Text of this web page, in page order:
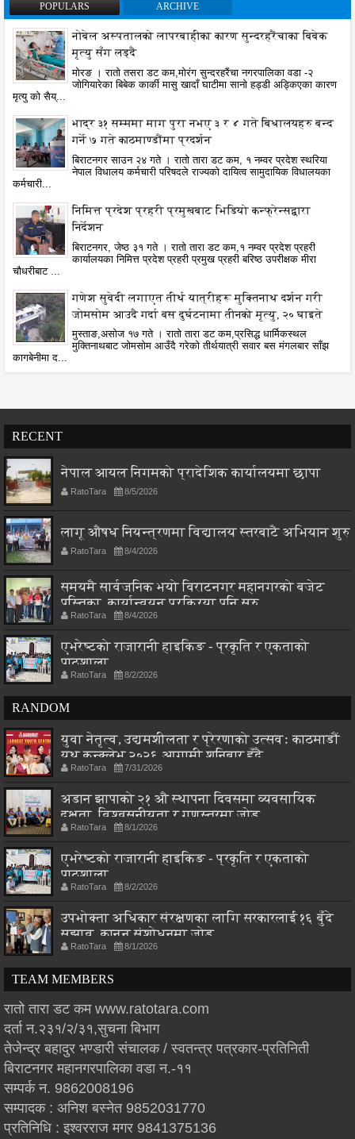
POPULARS ARCHIVE
नोबेल अस्पतालको लापरबाहीका कारण सुन्दरहरैंचाका बिबेक
मृत्यु सँग लड्दै
मोरङ । रातो तसरा डट कम,मोरंग सुन्दरहरैंचा नगरपालिका वडा -२
जोगियारेका बिबेक कार्की मासु खादाँ घाटीमा सानो हड्डी अड्किएका कारण
मृत्यु को सैय्...
भाद्र ३१ सम्ममा माग पुरा नभए ३ र ४ गते बिधालयहरु बन्द
गर्ने ७ गते काठमाण्डौंमा प्रदर्शन
बिराटनगर साउन २४ गते । रातो तारा डट कम, १ नम्वर प्रदेश स्थरिया
नेपाल विधालय कर्मचारी परिषदले राज्यको दायित्व सामुदायिक विधालयका
कर्मचारी...
निमित्त प्रदेश प्रहरी प्रमुखबाट भिडियो कन्फ्रेन्सद्वारा
निर्देशन
बिराटनगर, जेष्ठ ३१ गते । रातो तारा डट कम,१ नम्वर प्रदेश प्रहरी
कार्यालयका निमित्त प्रदेश प्रहरी प्रमुख प्रहरी बरिष्ठ उपरीक्षक मीरा
चौधरीबाट ...
गणेश सुवेदी लगाएत तीर्थ यात्रीहरू मुक्तिनाथ दर्शन गरी
जोमसोम आउदै गर्दा बस दुर्घटनामा तीनको मृत्यु, २० घाइते
मुस्ताङ,असोज १७ गते । रातो तारा डट कम,प्रसिद्ध धार्मिकस्थल
मुक्तिनाथबाट जोमसोम आउँदै गरेको तीर्थयात्री सवार बस मंगलबार साँझ
कागबेनीमा द...
RECENT
नेपाल आयल निगमको प्रादेशिक कार्यालयमा छापा
RatoTara 8/5/2026
लागू औषध नियन्त्रणमा विद्यालय स्तरबाटै अभियान शुरु
RatoTara 8/4/2026
समयमै सार्वजनिक भयो विराटनगर महानगरको बजेट
पुस्तिका, कार्यान्वयन प्रक्रिया पनि सुरु
RatoTara 8/4/2026
एभरेष्टको राजारानी हाइकिङ - प्रकृति र एकताको
पाठशाला
RatoTara 8/2/2026
RANDOM
युवा नेतृत्व, उद्यमशीलता र प्रेरणाको उत्सवः काठमाडौं
युथ कन्क्लेभ २०२६ आगामी शनिबार हुँदै
RatoTara 7/31/2026
अडान झापाको २१ औ स्थापना दिवसमा व्यवसायिक
दक्षता, विश्वसनीयता र गुणस्तरमा जोड
RatoTara 8/1/2026
एभरेष्टको राजारानी हाइकिङ - प्रकृति र एकताको
पाठशाला
RatoTara 8/2/2026
उपभोक्ता अधिकार संरक्षणका लागि सरकारलाई १६ बुँदे
सुझाव, कानुन संशोधनमा जोड
RatoTara 8/1/2026
TEAM MEMBERS
रातो तारा डट कम www.ratotara.com
दर्ता न.२३१/२/३१,सुचना बिभाग
तेजेन्द्र बहादुर भण्डारी संचालक / स्वतन्त्र पत्रकार-प्रतिनिती
बिराटनगर महानगरपालिका वडा न.-११
सम्पर्क न. 9862008196
सम्पादक : अनिश बस्नेत 9852031770
प्रतिनिधि : इश्वरराज मगर 9841375136